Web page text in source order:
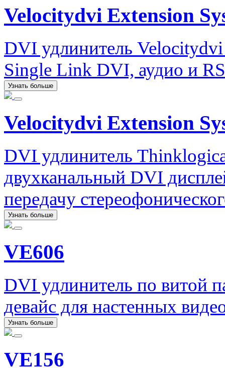
Velocitydvi Extension
DVI удлинитель Velocitydvi
Single Link DVI, аудио и
Узнать больше
Velocitydvi Extension
DVI удлинитель
двухканальный DVI
передачу
Узнать больше
VE606
DVI удлинитель по витой
девайс для настенных
Узнать больше
VE156